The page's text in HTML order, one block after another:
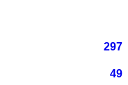
297
49